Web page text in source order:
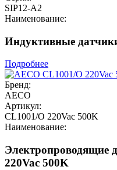
SIP12-A2
Наименование:
Индуктивные
Подробнее
Бренд:
AECO
Артикул:
CL1001/O 220Vac 500K
Наименование:
Электропроводящие
220Vac 500K